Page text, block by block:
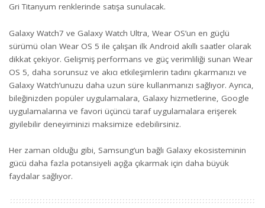
Gri Titanyum renklerinde satışa sunulacak.
Galaxy Watch7 ve Galaxy Watch Ultra, Wear OS’un en güçlü
sürümü olan Wear OS 5 ile çalışan ilk Android akıllı saatler olarak
dikkat çekiyor. Gelişmiş performans ve güç verimliliği sunan Wear
OS 5, daha sorunsuz ve akıcı etkileşimlerin tadını çıkarmanızı ve
Galaxy Watch’unuzu daha uzun süre kullanmanızı sağlıyor. Ayrıca,
bileğinizden popüler uygulamalara, Galaxy hizmetlerine, Google
uygulamalarına ve favori üçüncü taraf uygulamalara erişerek
giyilebilir deneyiminizi maksimize edebilirsiniz.
Her zaman olduğu gibi, Samsung’un bağlı Galaxy ekosisteminin
gücü daha fazla potansiyeli açığa çıkarmak için daha büyük
faydalar sağlıyor.